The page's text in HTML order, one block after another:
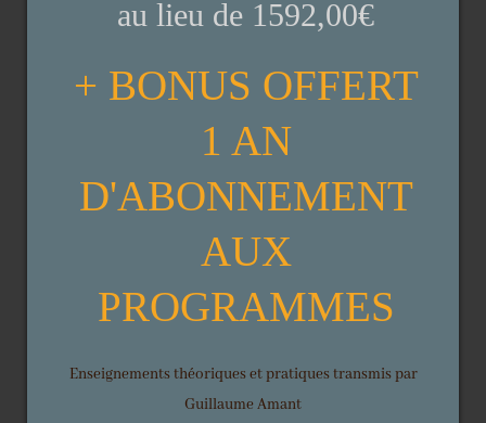
au lieu de 1592,00€
+ BONUS OFFERT
1 AN
D'ABONNEMENT
AUX
PROGRAMMES
Enseignements théoriques et pratiques transmis par
Guillaume Amant